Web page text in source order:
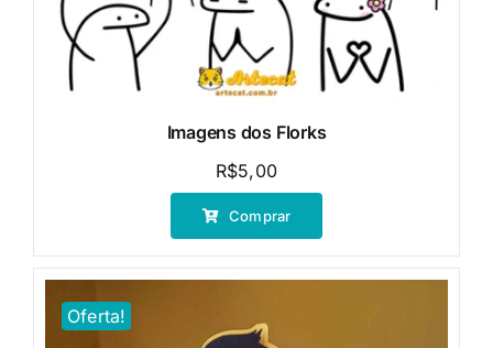
Imagens dos Florks
R$5,00
Comprar
Oferta!